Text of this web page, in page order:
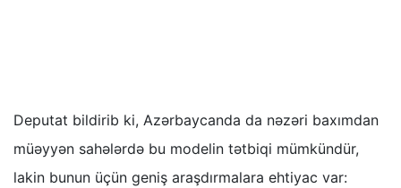
Deputat bildirib ki, Azərbaycanda da nəzəri baxımdan
müəyyən sahələrdə bu modelin tətbiqi mümkündür,
lakin bunun üçün geniş araşdırmalara ehtiyac var: